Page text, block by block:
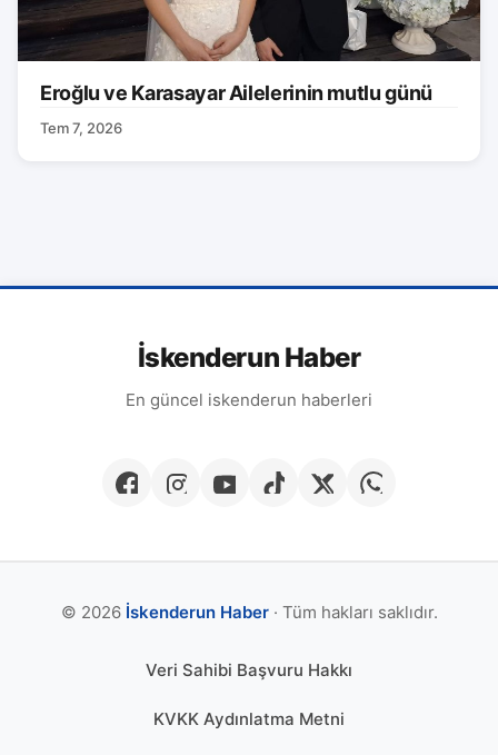
Eroğlu ve Karasayar Ailelerinin mutlu günü
Tem 7, 2026
İskenderun Haber
En güncel iskenderun haberleri
© 2026 İskenderun Haber· Tüm hakları saklıdır.
Veri Sahibi Başvuru Hakkı
KVKK Aydınlatma Metni